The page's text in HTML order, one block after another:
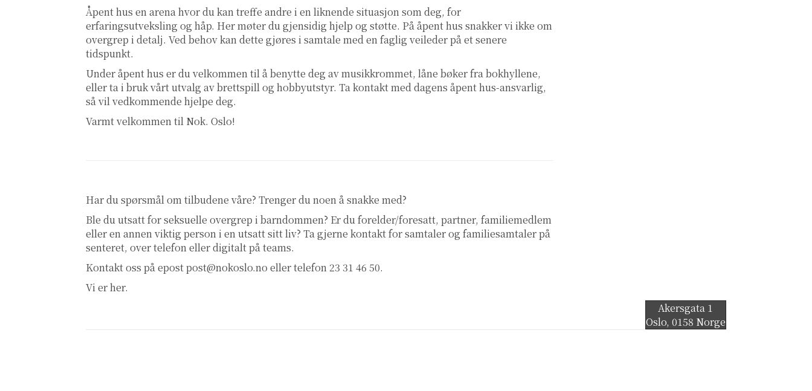
Åpent hus en arena hvor du kan treffe andre i en liknende situasjon som deg, for
erfaringsutveksling og håp. Her møter du gjensidig hjelp og støtte. På åpent hus snakker vi ikke om
overgrep i detalj. Ved behov kan dette gjøres i samtale med en faglig veileder på et senere
tidspunkt.
Under åpent hus er du velkommen til å benytte deg av musikkrommet, låne bøker fra bokhyllene,
eller ta i bruk vårt utvalg av brettspill og hobbyutstyr. Ta kontakt med dagens åpent hus-ansvarlig,
så vil vedkommende hjelpe deg.
Varmt velkommen til Nok. Oslo!
Har du spørsmål om tilbudene våre? Trenger du noen å snakke med?
Ble du utsatt for seksuelle overgrep i barndommen? Er du forelder/foresatt, partner, familiemedlem
eller en annen viktig person i en utsatt sitt liv? Ta gjerne kontakt for samtaler og familiesamtaler på
senteret, over telefon eller digitalt på teams.
Kontakt oss på epostpost@nokoslo.no eller telefon 23 31 46 50.
Vi er her.
Akersgata 1
Oslo, 0158 Norge